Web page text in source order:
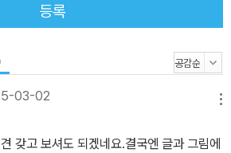
등록
03-02
갖고 보셔도 되겠네요.결국엔 글과 그림에